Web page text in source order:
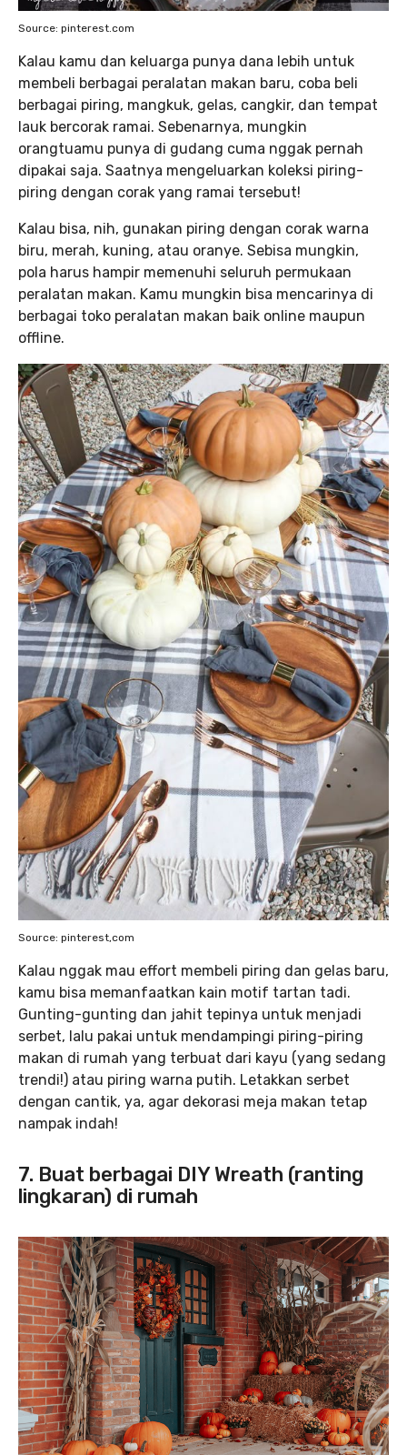
Source: pinterest.com
Kalau kamu dan keluarga punya dana lebih untuk
membeli berbagai peralatan makan baru, coba beli
berbagai piring, mangkuk, gelas, cangkir, dan tempat
lauk bercorak ramai. Sebenarnya, mungkin
orangtuamu punya di gudang cuma nggak pernah
dipakai saja. Saatnya mengeluarkan koleksi piring-
piring dengan corak yang ramai tersebut!
Kalau bisa, nih, gunakan piring dengan corak warna
biru, merah, kuning, atau oranye. Sebisa mungkin,
pola harus hampir memenuhi seluruh permukaan
peralatan makan. Kamu mungkin bisa mencarinya di
berbagai toko peralatan makan baik online maupun
offline.
Source: pinterest,com
Kalau nggak mau effort membeli piring dan gelas baru,
kamu bisa memanfaatkan kain motif tartan tadi.
Gunting-gunting dan jahit tepinya untuk menjadi
serbet, lalu pakai untuk mendampingi piring-piring
makan di rumah yang terbuat dari kayu (yang sedang
trendi!) atau piring warna putih. Letakkan serbet
dengan cantik, ya, agar dekorasi meja makan tetap
nampak indah!
7. Buat berbagai DIY Wreath (ranting
lingkaran) di rumah